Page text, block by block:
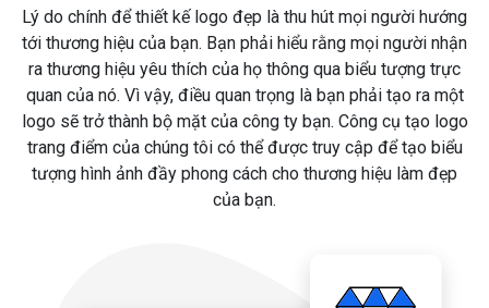
Lý do chính để thiết kế logo đẹp là thu hút mọi người hướng
tới thương hiệu của bạn. Bạn phải hiểu rằng mọi người nhận
ra thương hiệu yêu thích của họ thông qua biểu tượng trực
quan của nó. Vì vậy, điều quan trọng là bạn phải tạo ra một
logo sẽ trở thành bộ mặt của công ty bạn. Công cụ tạo logo
trang điểm của chúng tôi có thể được truy cập để tạo biểu
tượng hình ảnh đầy phong cách cho thương hiệu làm đẹp
của bạn.